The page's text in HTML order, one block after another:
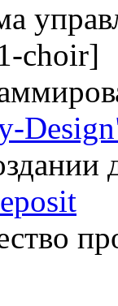
choir]